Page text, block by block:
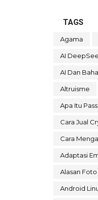
TAGS
Agama
AI
AI Dan
Altruisme
Apa Itu
Cara Jual
Cara
Adaptasi
Alasan
Android